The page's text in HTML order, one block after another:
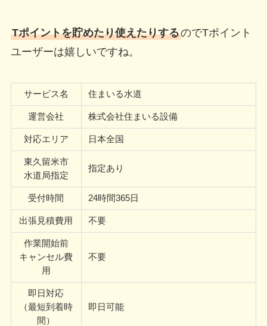
Tポイントを貯めたり使えたりするのでTポイント
ユーザーは嬉しいですね。
サービス名 住まいる水道
運営会社 株式会社住まいる設備
対応エリア 日本全国
東久留米市
水道局指定
指定あり
受付時間 24時間365日
出張見積費用 不要
作業開始前
キャンセル費
用
不要
即日対応
（最短到着時
間）
即日可能